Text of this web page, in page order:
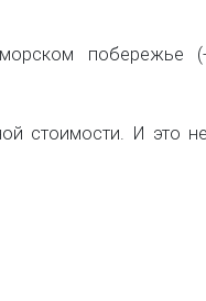
побережье
стоимости. И это